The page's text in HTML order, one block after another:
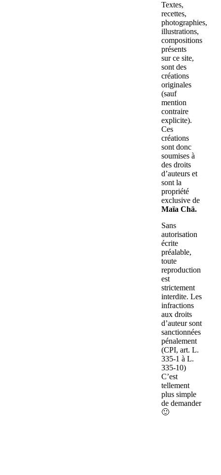
Textes,
recettes,
photographies,
illustrations,
compositions
présents
sur ce site,
sont des
créations
originales
(sauf
mention
contraire
explicite).
Ces
créations
sont donc
soumises à
des droits
d’auteurs et
sont la
propriété
exclusive de
Maïa Chä.
Sans
autorisation
écrite
préalable,
toute
reproduction
est
strictement
interdite. Les
infractions
aux droits
d’auteur sont
sanctionnées
pénalement
(CPI, art. L.
335-1 à L.
335-10)
C’est
tellement
plus simple
de demander
🙂